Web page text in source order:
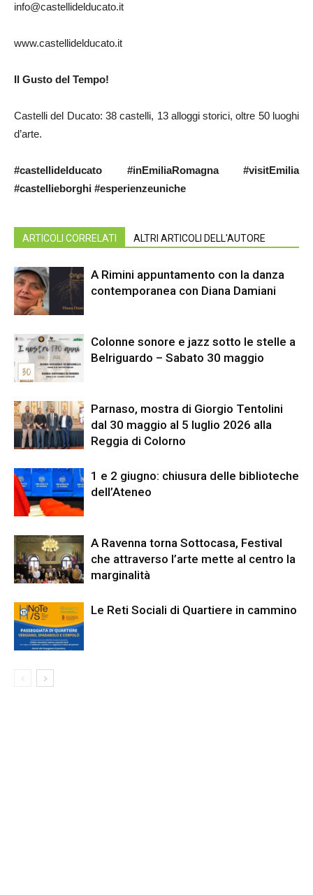
info@castellidelducato.it
www.castellidelducato.it
Il Gusto del Tempo!
Castelli del Ducato: 38 castelli, 13 alloggi storici, oltre 50 luoghi
d’arte.
#castellidelducato #inEmiliaRomagna #visitEmilia
#castellieborghi #esperienzeuniche
ARTICOLI CORRELATI ALTRI ARTICOLI DELL'AUTORE
A Rimini appuntamento con la danza
contemporanea con Diana Damiani
Colonne sonore e jazz sotto le stelle a
Belriguardo – Sabato 30 maggio
Parnaso, mostra di Giorgio Tentolini
dal 30 maggio al 5 luglio 2026 alla
Reggia di Colorno
1 e 2 giugno: chiusura delle biblioteche
dell’Ateneo
A Ravenna torna Sottocasa, Festival
che attraverso l’arte mette al centro la
marginalità
Le Reti Sociali di Quartiere in cammino